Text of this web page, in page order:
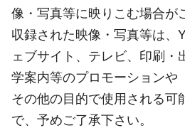
像・写真等に映りこむ場合が
収録された映像・写真等は、
ェブサイト、テレビ、印刷・
学案内等のプロモーションや
その他の目的で使用される可
で、予めご了承下さい。